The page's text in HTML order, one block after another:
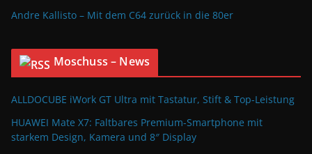
Andre Kallisto – Mit dem C64 zurück in die 80er
Moschuss – News
ALLDOCUBE iWork GT Ultra mit Tastatur, Stift & Top-Leistung
HUAWEI Mate X7: Faltbares Premium-Smartphone mit
starkem Design, Kamera und 8″ Display